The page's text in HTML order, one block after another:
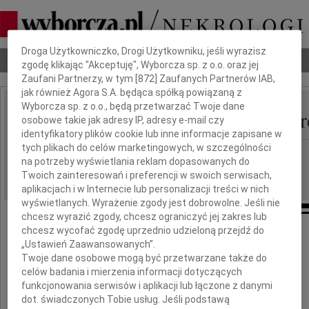
Nekrologi Odeszli Poradnik pogrzebowy
IMIĘ I NAZWISKO: Halina Hejnowicz-
REGION: Wrocław
DATA EMISJI: 17.01.2022
Z głębokim żalem zawiadamiamy,
że 12 stycznia 2022 r. zmarła w wieku 91 lat
Dbamy o Twoją prywatność
Droga Użytkowniczko, Drogi Użytkowniku, jeśli wyrazisz
zgodę klikając "Akceptuję", Wyborcza sp. z o.o. oraz jej
Zaufani Partnerzy, w tym [872 ] Zaufanych Partnerów IAB,
jak również Agora S.A. będąca spółką powiązaną z
Wyborcza sp. z o.o., będą przetwarzać Twoje dane
osobowe takie jak adresy IP, adresy e-mail czy
identyfikatory plików cookie lub inne informacje zapisane w
tych plikach do celów marketingowych, w szczególności
na potrzeby wyświetlania reklam dopasowanych do
Twoich zainteresowań i preferencji w swoich serwisach,
aplikacjach i w Internecie lub personalizacji treści w nich
wyświetlanych. Wyrażenie zgody jest dobrowolne. Jeśli nie
chcesz wyrazić zgody, chcesz ograniczyć jej zakres lub
chcesz wycofać zgodę uprzednio udzieloną przejdź do
„Ustawień Zaawansowanych”.
Twoje dane osobowe mogą być przetwarzane także do
celów badania i mierzenia informacji dotyczących
funkcjonowania serwisów i aplikacji lub łączone z danymi
dot. świadczonych Tobie usług. Jeśli podstawą